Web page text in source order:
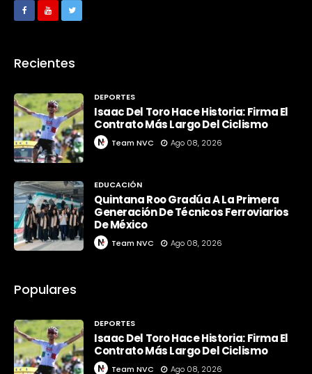
Recientes
DEPORTES
Isaac Del Toro Hace Historia: Firma El
Contrato Más Largo Del Ciclismo
Team NVC Ago 08, 2026
EDUCACIÓN
Quintana Roo Gradúa A La Primera
Generación De Técnicos Ferroviarios
De México
Team NVC Ago 08, 2026
Populares
DEPORTES
Isaac Del Toro Hace Historia: Firma El
Contrato Más Largo Del Ciclismo
Team NVC Ago 08, 2026